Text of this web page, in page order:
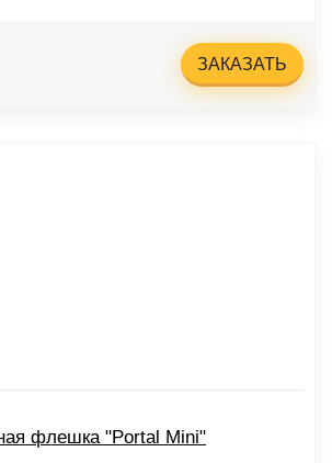
ЗАКАЗАТЬ
флешка "Portal Mini"